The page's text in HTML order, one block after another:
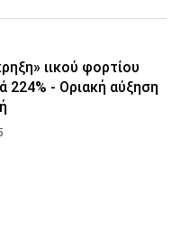
ιικού φορτίου
224% - Οριακή αύξηση